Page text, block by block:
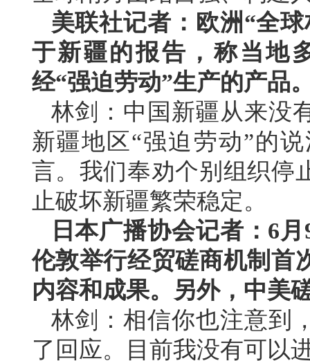
美联社记者：欧洲“全
于新疆的报告，称当地
经“强迫劳动”生产的产品
林剑：中国新疆从来没
新疆地区“强迫劳动”的
言。我们奉劝个别组织停
止破坏新疆繁荣稳定。
日本广播协会记者：6
伦敦举行经贸磋商机制首
内容和成果。另外，中美
林剑：相信你也注意到
了回应。目前我没有可以